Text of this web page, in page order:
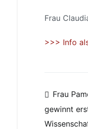
Frau
>>> Info
Frau
gewinnt